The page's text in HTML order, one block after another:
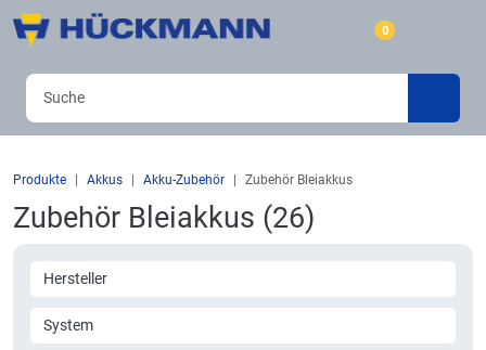
0
Produkte Akkus Akku-Zubehör Zubehör Bleiakkus
Zubehör Bleiakkus (26)
Hersteller
System